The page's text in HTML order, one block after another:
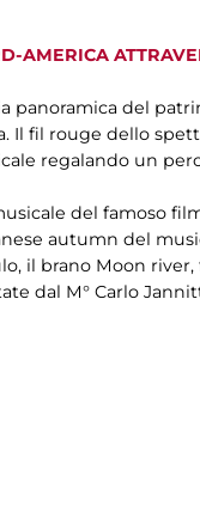
AMERICA
panoramica del
Il fil rouge dello
regalando un
del famoso
autumn del
il brano Moon river,
dal M° Carlo